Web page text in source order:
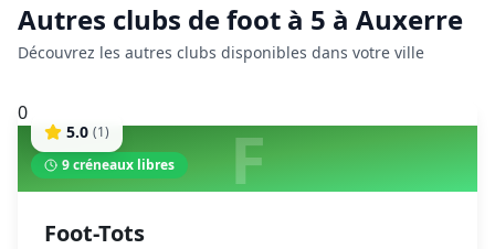
Autres clubs defoot à 5 à Auxerre
Découvrez les autres clubs disponibles dans votre ville
0
F
5.0 (1)
9créneaux libres
Foot-Tots